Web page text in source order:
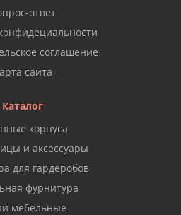
ответ
соглашение
сайта
Каталог
корпуса
и аксессуары
для гардеробов
фурнитура
мебельные